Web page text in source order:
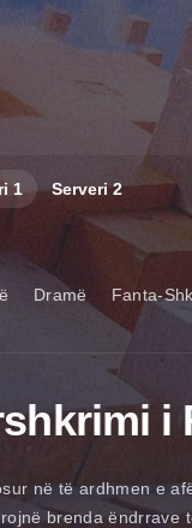
1 Serveri2
Dramë Fanta-
i
në të ardhmen e
brenda ëndrrave